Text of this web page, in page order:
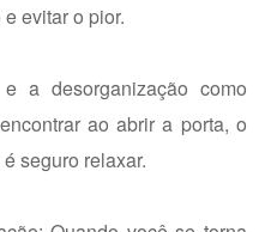
evitar o pior.
a desorganização como
ao abrir a porta, o
seguro relaxar.